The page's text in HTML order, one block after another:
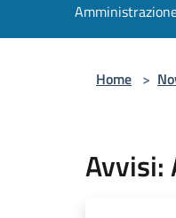
Home >
Avvisi: